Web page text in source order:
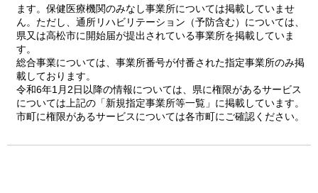
ます。保健医療機関のみなし事業所については掲載していませ
ん。ただし、通所リハビリテーション（予防含む）については、
県又は高松市に開始届が提出されている事業所を掲載していま
す。
総合事業については、事業所番号が付番された指定事業所のみ掲
載しております。
令和6年1月2日以降の情報については、県に権限があるサービス
については上記の「新規指定事業所等一覧」に掲載しています。
市町に権限があるサービスについては各市町にご確認ください。